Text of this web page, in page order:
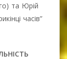
та Юрій
часів”